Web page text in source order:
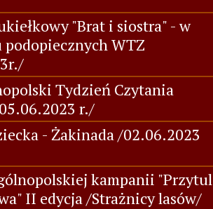
"Brat i siostra" - w
WTZ
Tydzień Czytania
r./
- Żakinada /02.06.2023
kampanii "Przytul
II edycja /Strażnicy lasów/